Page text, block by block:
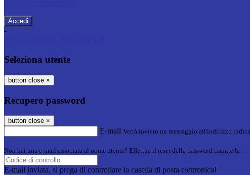
-
Seleziona utente
button close ×
Recupero password
button close ×
E-mail Verrà inviato un messaggio all'indirizzo
Non hai una e-mail associata al nome utente? Effettua il reset della password tramite la
E-mail inviata, si prega di controllare la casella di posta elettronica!